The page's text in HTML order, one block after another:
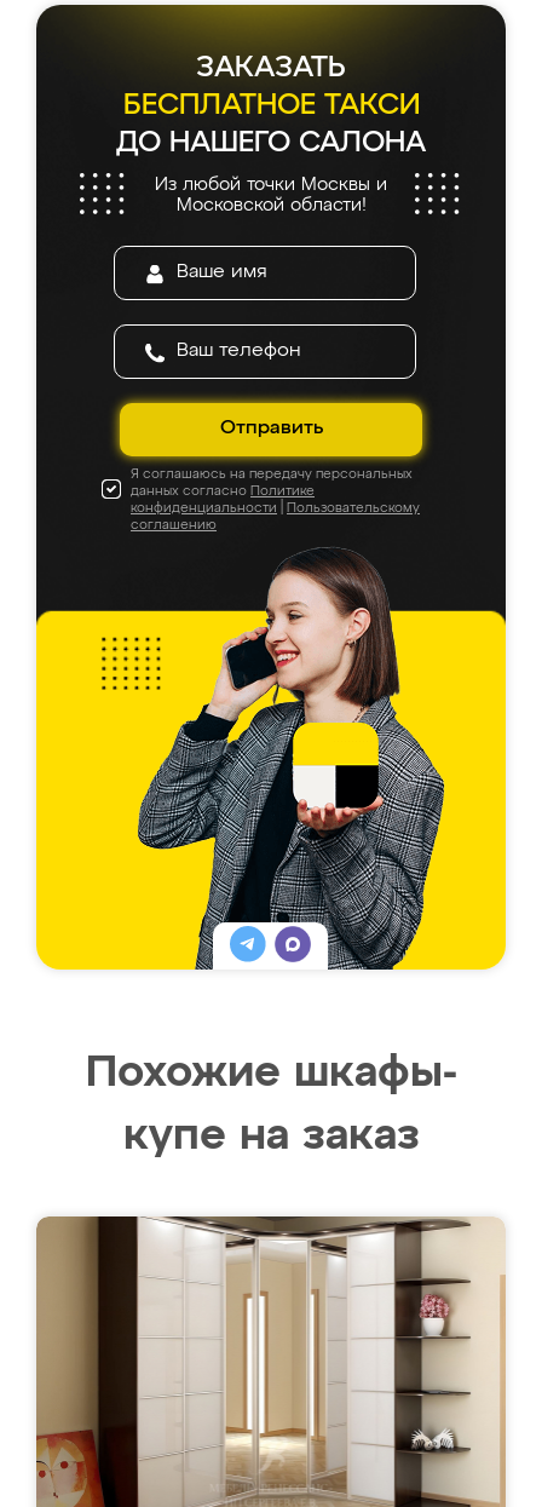
ЗАКАЗАТЬ
БЕСПЛАТНОЕ ТАКСИ
ДО НАШЕГО САЛОНА
Из любой точки Москвы и
Московской области!
Отправить
Я соглашаюсь на передачу персональных
данных согласно Политике
конфиденциальности
Пользовательскому
соглашению
Похожие шкафы-
купе на заказ